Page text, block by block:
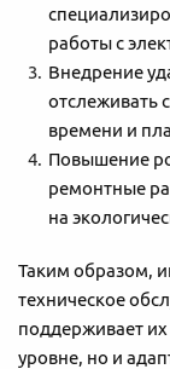
работы с
Внедрение
отслеживать
времени и
Повышение
ремонтные
на
Таким образом,
техническое
поддерживает
уровне, но и